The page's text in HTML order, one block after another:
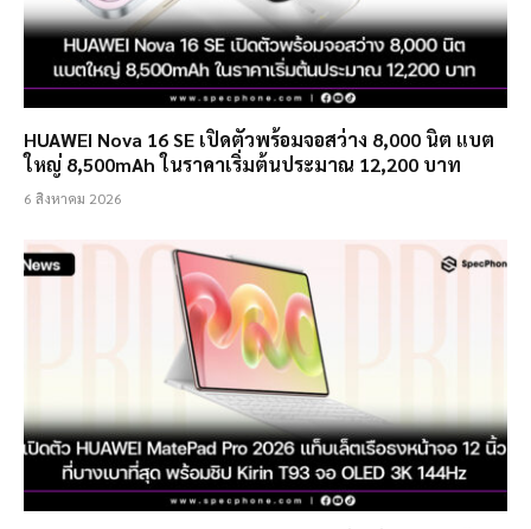
HUAWEI Nova 16 SE เปิดตัวพร้อมจอสว่าง 8,000 นิต แบต
ใหญ่ 8,500mAh ในราคาเริ่มต้นประมาณ 12,200 บาท
6 สิงหาคม 2026